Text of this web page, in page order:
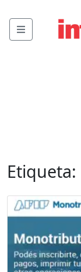
Menu
Etiqueta: